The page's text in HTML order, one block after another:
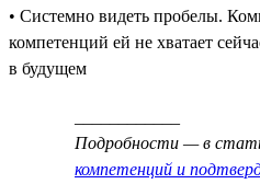
• Системно видеть пробелы.
компетенций ей не хватает
в будущем
Подробности — в
компетенций и